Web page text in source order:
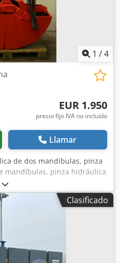
1 /4
EUR 1.950
precio fijo IVA no incluído
Llamar
de dos mandíbulas, pinza
mandíbulas, pinza hidráulica
-Longitud de la cuchara,
Amaer -Altura total:
Clasificado